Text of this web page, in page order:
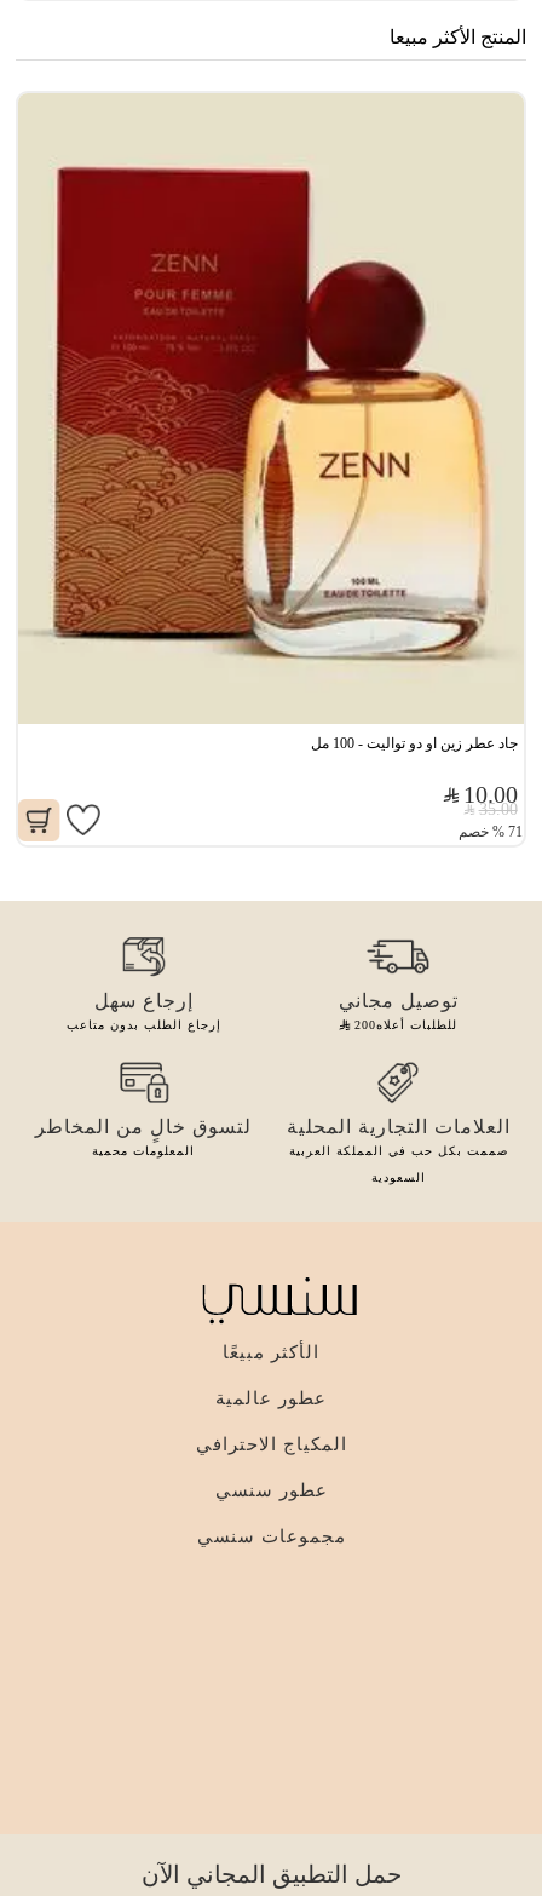
المنتج الأكثر مبيعا
جاد عطر زين او دو تواليت - 100 مل
10.00
35.00
71
% خصم
توصيل مجاني
للطلبات أعلاه200
إرجاع سهل
إرجاع الطلب بدون متاعب
العلامات التجارية المحلية
صممت بكل حب في المملكة العربية
السعودية
لتسوق خالٍ من المخاطر
المعلومات محمية
الأكثر مبيعًا
عطور عالمية
المكياج الاحترافي
عطور سنسي
مجموعات سنسي
حمل التطبيق المجاني الآن